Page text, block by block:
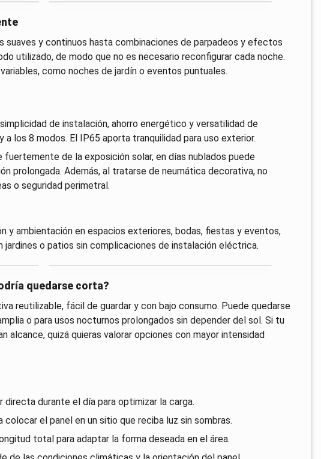
suaves y continuos hasta combinaciones de parpadeos y efectos
utilizado, de modo que no es necesario reconfigurar cada noche.
como noches de jardín o eventos puntuales.
de instalación, ahorro energético y versatilidad de
los 8 modos. El IP65 aporta tranquilidad para uso exterior.
de la exposición solar, en días nublados puede
prolongada. Además, al tratarse de neumática decorativa, no
o seguridad perimetral.
y ambientación en espacios exteriores, bodas, fiestas y eventos,
jardines o patios sin complicaciones de instalación eléctrica.
quedarse corta?
reutilizable, fácil de guardar y con bajo consumo. Puede quedarse
o para usos nocturnos prolongados sin depender del sol. Si tu
alcance, quizá quieras valorar opciones con mayor intensidad
directa durante el día para optimizar la carga.
el panel en un sitio que reciba luz sin sombras.
total para adaptar la forma deseada en el área.